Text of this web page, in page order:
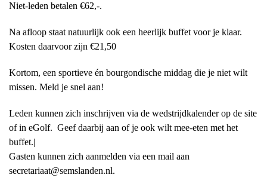
Niet-leden betalen €62,-.
Na afloop staat natuurlijk ook een heerlijk buffet voor je klaar.
Kosten daarvoor zijn €21,50
Kortom, een sportieve én bourgondische middag die je niet wilt
missen. Meld je snel aan!
Leden kunnen zich inschrijven via de wedstrijdkalender op de site
of in eGolf. Geef daarbij aan of je ook wilt mee-eten met het
buffet.|
Gasten kunnen zich aanmelden via een mail aan
secretariaat@semslanden.nl.